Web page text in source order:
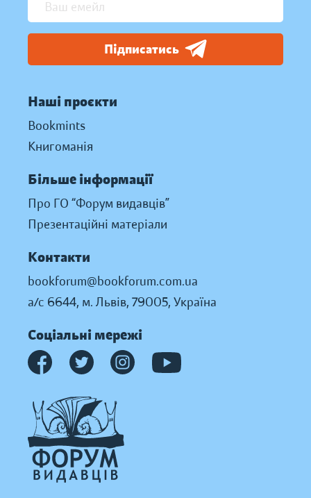
Підписатись
Наші проєкти
Bookmints
Книгоманія
Більше інформації
Про ГО “Форум видавців”
Презентаційні матеріали
Контакти
bookforum@bookforum.com.ua
а/с 6644, м. Львів, 79005, Україна
Соціальні мережі